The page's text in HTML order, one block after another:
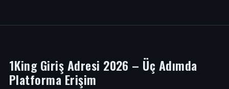
1King Giriş Adresi 2026 – Üç Adımda
Platforma Erişim